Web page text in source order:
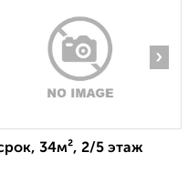
›
34м², 2/5 этаж